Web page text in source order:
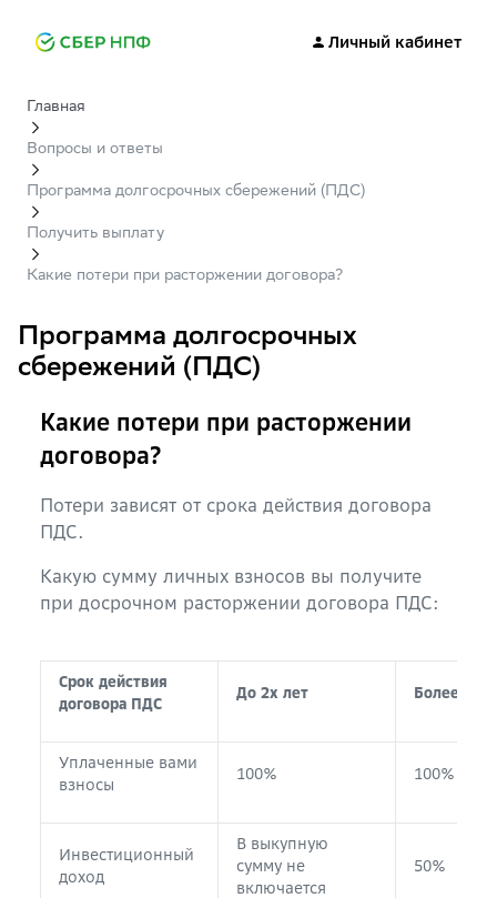
Личный кабинет
Главная
Вопросы и ответы
Программа долгосрочных сбережений (ПДС)
Получить выплату
Какие потери при расторжении договора?
Программа долгосрочных
сбережений (ПДС)
Какие потери при расторжении
договора?
Потери зависят от срока действия договора
ПДС.
Какую сумму личных взносов вы получите
при досрочном расторжении договора ПДС:
Срок действия
договора ПДС
До 2х лет Более 2х
Уплаченные вами
взносы
100% 100%
Инвестиционный
доход
В выкупную
сумму не
включается
50%